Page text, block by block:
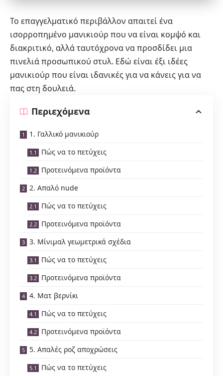
Το επαγγελματικό περιβάλλον απαιτεί ένα
ισορροπημένο μανικιούρ που να είναι κομψό και
διακριτικό, αλλά ταυτόχρονα να προσδίδει μια
πινελιά προσωπικού στυλ. Εδώ είναι έξι ιδέες
μανικιούρ που είναι ιδανικές για να κάνεις για να
πας στη δουλειά.
Περιεχόμενα
1. Γαλλικό μανικιούρ
Πώς να το πετύχεις
Προτεινόμενα προϊόντα
2. Απαλό nude
Πώς να το πετύχεις
Προτεινόμενα προϊόντα
3. Μίνιμαλ γεωμετρικά σχέδια
Πώς να το πετύχεις
Προτεινόμενα προϊόντα
4. Ματ βερνίκι
Πώς να το πετύχεις
Προτεινόμενα προϊόντα
5. Απαλές ροζ αποχρώσεις
Πώς να το πετύχεις